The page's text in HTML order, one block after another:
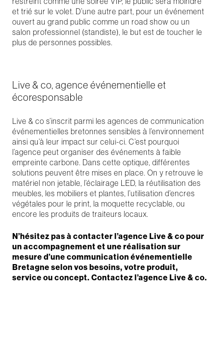
et trié sur le volet. D’une autre part, pour un événement
ouvert au grand public comme un road show ou un
salon professionnel (standiste), le but est de toucher le
plus de personnes possibles.
Live & co, agence événementielle et
écoresponsable
Live & co s’inscrit parmi les agences de communication
événementielles bretonnes sensibles à l’environnement
ainsi qu’à leur impact sur celui-ci. C’est pourquoi
l’agence peut organiser des événements à faible
empreinte carbone. Dans cette optique, différentes
solutions peuvent être mises en place. On y retrouve le
matériel non jetable, l’éclairage LED, la réutilisation des
meubles, les mobiliers et plantes, l’utilisation d’encres
végétales pour le print, la moquette recyclable, ou
encore les produits de traiteurs locaux.
N’hésitez pas à contacter l’agence Live & co pour
un accompagnement et une réalisation sur
mesure d’une communication événementielle
Bretagne selon vos besoins, votre produit,
service ou concept. Contactez l’agence Live & co.